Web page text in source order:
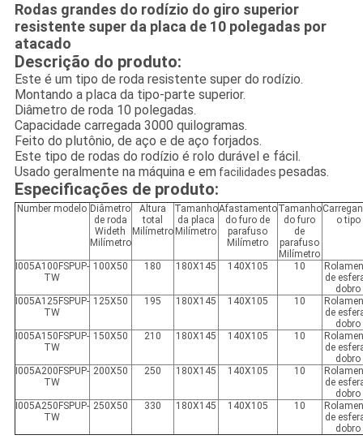
Rodas grandes do rodízio do giro superior
resistente super da placa de 10 polegadas por
atacado
Descrição do produto:
Este é um tipo de roda resistente super do rodízio.
Montando a placa da tipo-parte superior.
Diâmetro de roda 10 polegadas.
Capacidade carregada 3000 quilogramas.
Feito do plutônio, de aço e de aço forjados.
Este tipo de rodas do rodízio é rolo durável e fácil.
Usado geralmente na máquina e em facilidades pesadas.
Especificações de produto:
Number modelo Diâmetro
de roda
Wideth
Milímetro
Altura
total
Milímetro
Tamanho
da placa
Milímetro
Afastamento
do furo de
parafuso
Milímetro
Tamanho
do furo
de
parafuso
Milímetro
o tipo
I005A100FSPUP-
TW
100X50 180 180X145 140X105 10
de
dobro
I005A125FSPUP-
TW
125X50 195 180X145 140X105 10
de
dobro
I005A150FSPUP-
TW
150X50 210 180X145 140X105 10
de
dobro
I005A200FSPUP-
TW
200X50 250 180X145 140X105 10
de
dobro
I005A250FSPUP-
TW
250X50 330 180X145 140X105 10
de
dobro